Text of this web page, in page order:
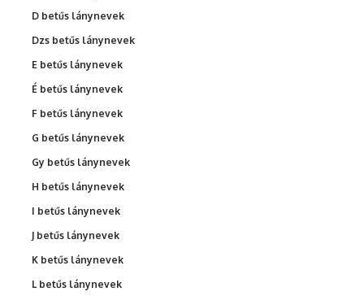
D betűs lánynevek
Dzs betűs lánynevek
E betűs lánynevek
É betűs lánynevek
F betűs lánynevek
G betűs lánynevek
Gy betűs lánynevek
H betűs lánynevek
I betűs lánynevek
J betűs lánynevek
K betűs lánynevek
L betűs lánynevek